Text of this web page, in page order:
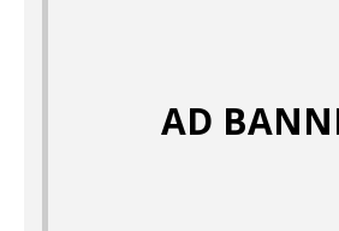
AD